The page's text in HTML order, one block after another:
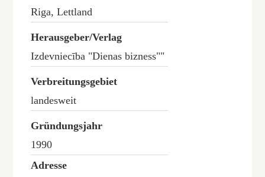
Riga, Lettland
Herausgeber/Verlag
Izdevniecība "Dienas bizness""
Verbreitungsgebiet
landesweit
Gründungsjahr
1990
Adresse